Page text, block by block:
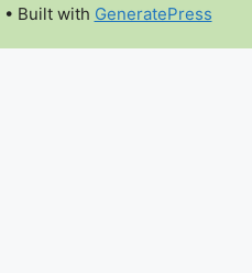
• Built with GeneratePress